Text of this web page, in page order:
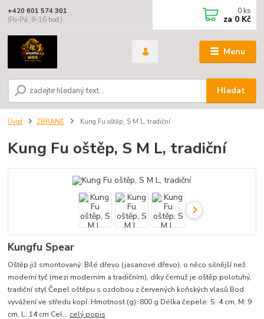
Menu
Hledat
+420 601 574 301
(Po-Pá, 8-16 hod.)
0 ks
za 0 Kč
Úvod ZBRANĚ Kung Fu oštěp, S M L, tradiční
Kung Fu oštěp, S M L, tradiční
Kungfu Spear
Oštěp již smontovaný: Bílé dřevo (jasanové dřevo), o něco silnější než
moderní tyč (mezi moderním a tradičním), díky čemuž je oštěp polotuhý,
tradiční styl Čepel oštěpu s ozdobou z červených koňských vlasů Bod
vyvážení ve středu kopí. Hmotnost (g): 800 g Délka čepele: S: 4 cm, M: 9
cm, L: 14 cm Cel... celý popis